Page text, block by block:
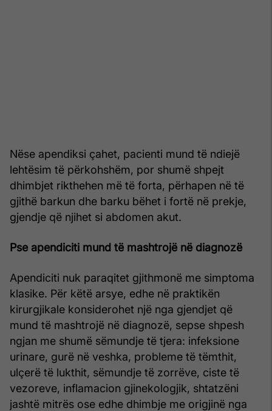
Nëse apendiksi çahet, pacienti mund të ndiejë
lehtësim të përkohshëm, por shumë shpejt
dhimbjet rikthehen më të forta, përhapen në të
gjithë barkun dhe barku bëhet i fortë në prekje,
gjendje që njihet si abdomen akut.
Pse apendiciti mund të mashtrojë në diagnozë
Apendiciti nuk paraqitet gjithmonë me simptoma
klasike. Për këtë arsye, edhe në praktikën
kirurgjikale konsiderohet një nga gjendjet që
mund të mashtrojë në diagnozë, sepse shpesh
ngjan me shumë sëmundje të tjera: infeksione
urinare, gurë në veshka, probleme të tëmthit,
ulçerë të lukthit, sëmundje të zorrëve, ciste të
vezoreve, inflamacion gjinekologjik, shtatzëni
jashtë mitrës ose edhe dhimbje me origjinë nga